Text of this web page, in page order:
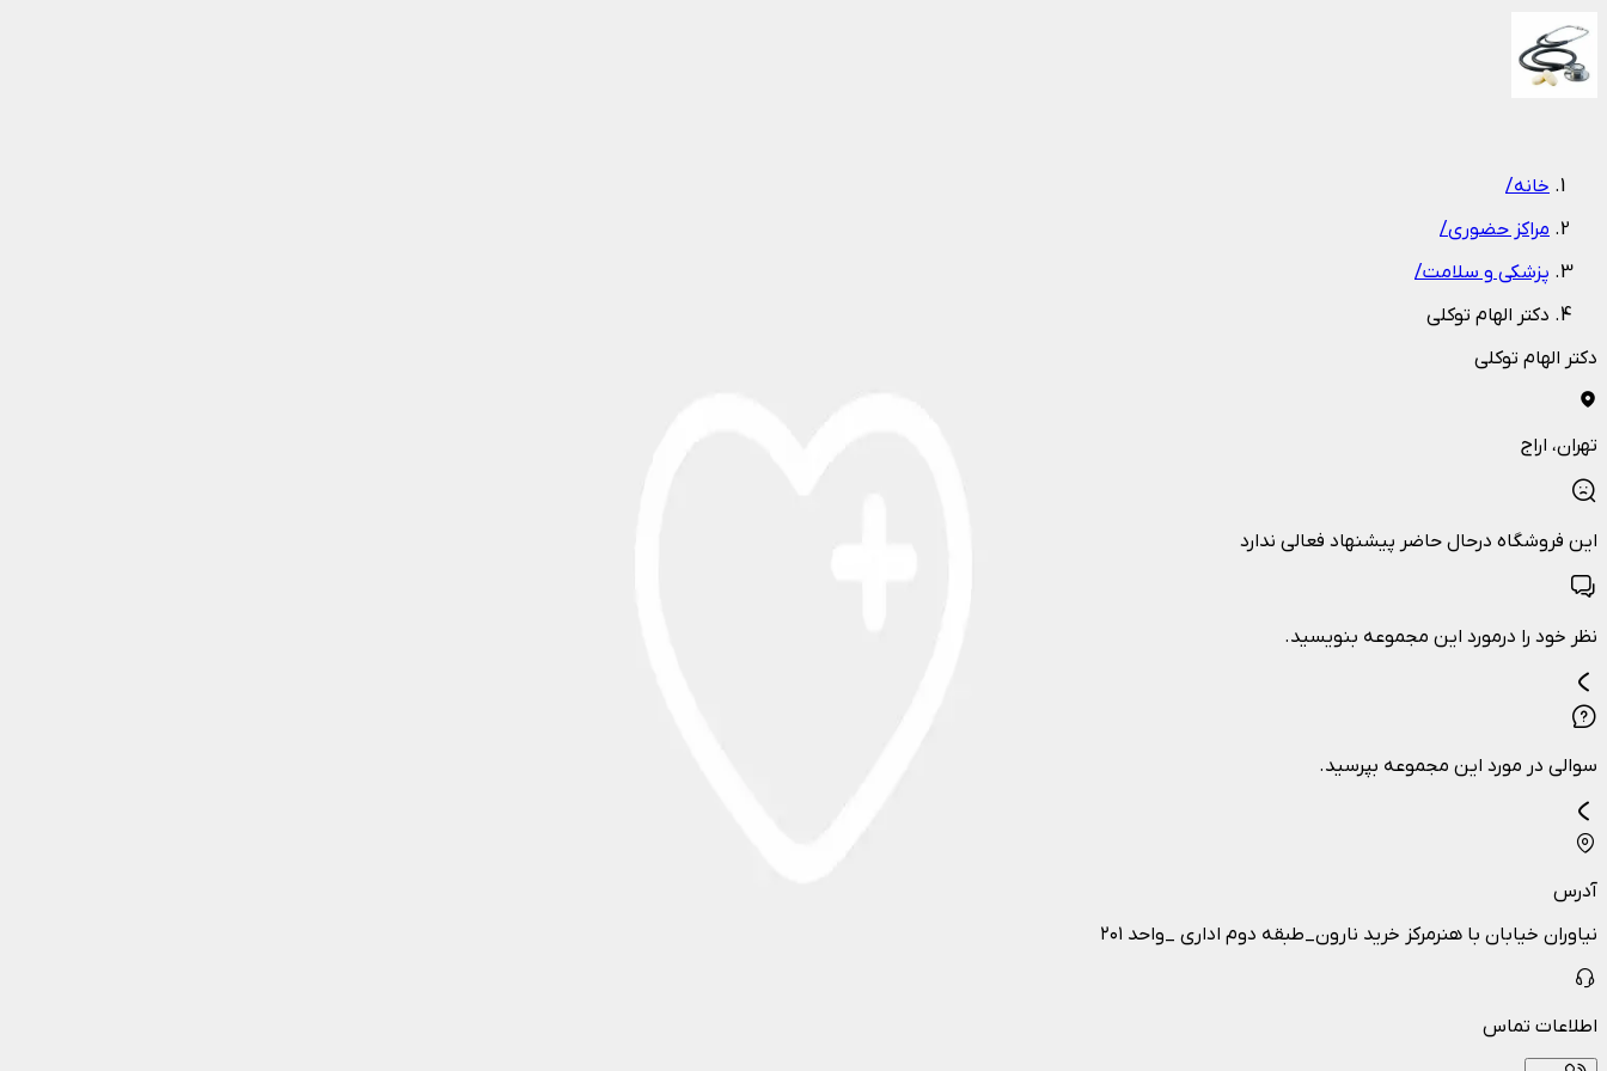
خانه/
مراکز حضوری/
پزشکی و سلامت/
دکتر الهام توکلی
دکتر الهام توکلی
تهران، اراج
این فروشگاه درحال حاضر پیشنهاد فعالی ندارد
نظر خود را درمورد این مجموعه بنویسید.
سوالی در مورد این مجموعه بپرسید.
آدرس
نیاوران خیابان با هنرمرکز خرید نارون_طبقه دوم اداری _واحد ۲۰۱
اطلاعات تماس